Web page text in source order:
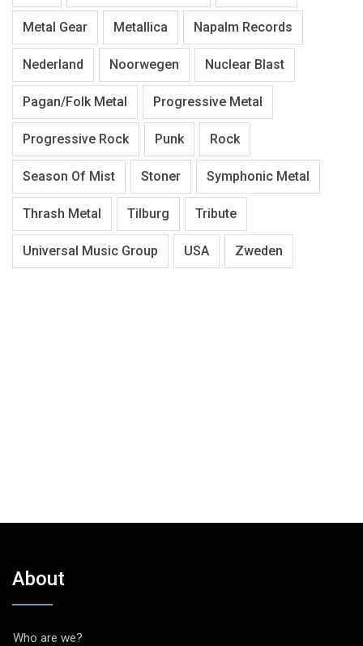
Metal Gear Metallica Napalm Records
Nederland Noorwegen Nuclear Blast
Pagan/Folk Metal Progressive Metal
Progressive Rock Punk Rock
Season Of Mist Stoner Symphonic Metal
Thrash Metal Tilburg Tribute
Universal Music Group USA Zweden
About
Who are we?